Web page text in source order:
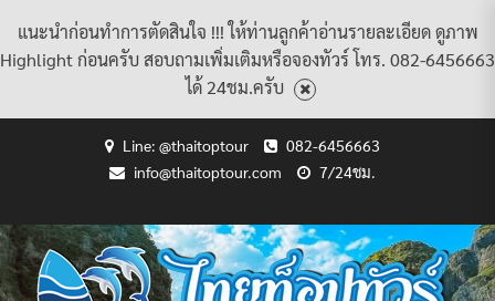
แนะนำก่อนทำการตัดสินใจ !!! ให้ท่านลูกค้าอ่านรายละเอียด ดูภาพ
Highlight ก่อนครับ สอบถามเพิ่มเติมหรือจองทัวร์ โทร. 082-6456663
ได้ 24ชม.ครับ
Line: @thaitoptour
082-6456663
info@thaitoptour.com
7/24ชม.
USACCOUNT
POLICY
AND
CONDITIONS
แพ็คเกจ
ทัวร์
ทั้งหมด
ต้อนรับ
สู่
ไทย
กับ
เรา
ทัวร์
ทั้งหมด